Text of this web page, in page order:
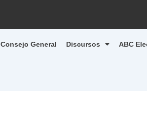
Consejo General Discursos ABC